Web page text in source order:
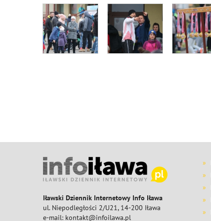
Iławski Dziennik Internetowy Info Iława
ul. Niepodległości 2/U21, 14-200 Iława
e-mail: kontakt@infoilawa.pl